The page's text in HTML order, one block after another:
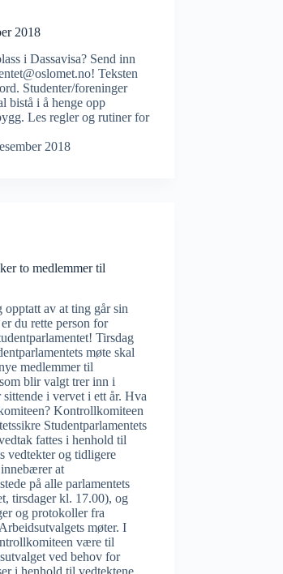
2018
i Dassavisa? Send inn
Teksten
Studenter/foreninger
bistå i å henge opp
Les regler og rutiner for
2018
to medlemmer til
opptatt av at ting går sin
du rette person for
Tirsdag
møte skal
medlemmer til
blir valgt trer inn i
i vervet i ett år. Hva
Kontrollkomiteen
Studentparlamentets
fattes i henhold til
vedtekter og tidligere
at
på alle parlamentets
tirsdager kl. 17.00), og
og protokoller fra
møter. I
være til
ved behov for